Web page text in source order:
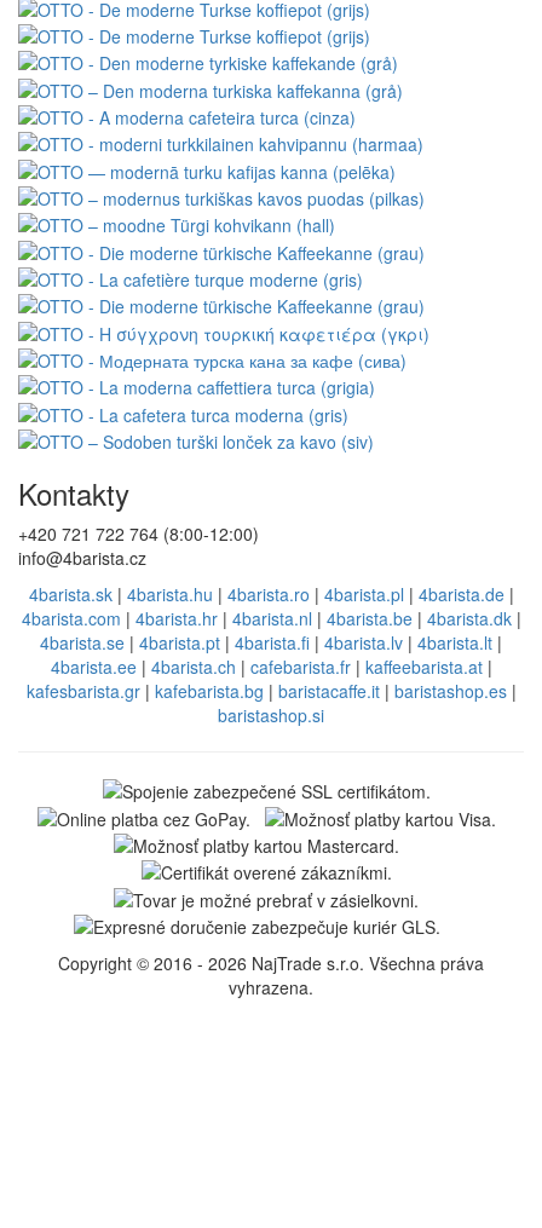
Kontakty
+420 721 722 764 (8:00-12:00)
info@4barista.cz
4barista.sk| 4barista.hu | 4barista.ro | 4barista.pl | 4barista.de|
4barista.com | 4barista.hr| 4barista.nl | 4barista.be| 4barista.dk|
4barista.se | 4barista.pt | 4barista.fi | 4barista.lv | 4barista.lt |
4barista.ee| 4barista.ch | cafebarista.fr| kaffeebarista.at|
kafesbarista.gr| kafebarista.bg | baristacaffe.it| baristashop.es|
baristashop.si
Copyright © 2016 - 2026 NajTrade s.r.o. Všechna práva
vyhrazena.